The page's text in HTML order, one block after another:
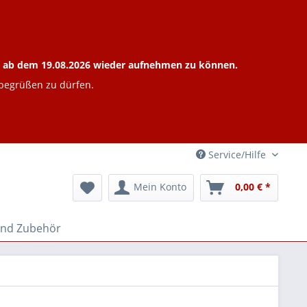
Service/Hilfe
Mein Konto 0,00 € *
Zubehör
dem 19.08.2026 wieder aufnehmen zu können.
zu dürfen.